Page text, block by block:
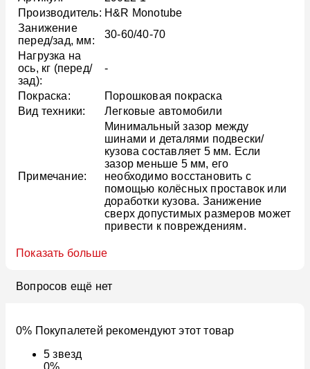
Производитель: H&R Monotube
Занижение
перед/зад, мм:
30-60/40-70
Нагрузка на
ось, кг (перед/
зад):
-
Покраска:
Порошковая покраска
Вид техники:
Легковые автомобили
Примечание:
Минимальный зазор между
шинами и деталями подвески/
кузова составляет 5 мм. Если
зазор меньше 5 мм, его
необходимо восстановить с
помощью колёсных проставок или
доработки кузова. Занижение
сверх допустимых размеров может
привести к повреждениям.
Показать больше
Вопросов ещё нет
0% Покупалетей рекомендуют этот товар
5звезд